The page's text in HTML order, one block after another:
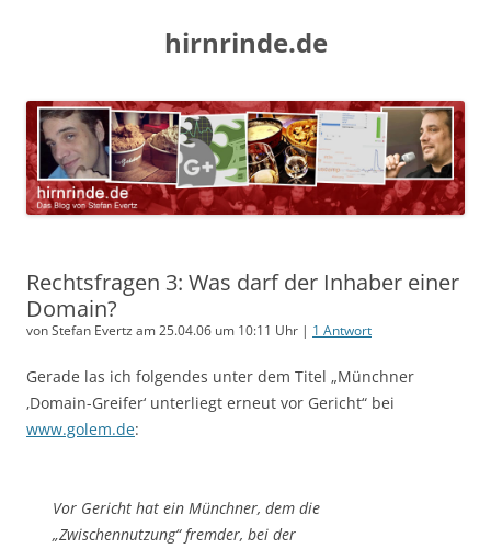
hirnrinde.de
Rechtsfragen 3: Was darf der Inhaber einer
Domain?
von Stefan Evertz am 25.04.06 um 10:11 Uhr | 1 Antwort
Gerade las ich folgendes unter dem Titel „Münchner
‚Domain-Greifer‘ unterliegt erneut vor Gericht“ bei
www.golem.de:
Vor Gericht hat ein Münchner, dem die
„Zwischennutzung“ fremder, bei der